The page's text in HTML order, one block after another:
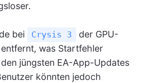
bei Crysis 3
der GPU-
was Startfehler
jüngsten EA-App-Updates
könnten jedoch